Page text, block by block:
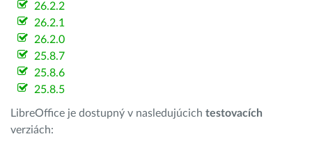
26.2.2
26.2.1
26.2.0
25.8.7
25.8.6
25.8.5
LibreOffice je dostupný v nasledujúcich testovacích
verziách: